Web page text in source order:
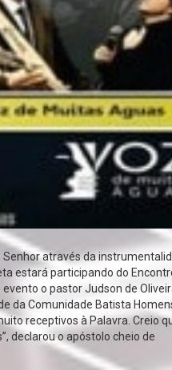
Senhor através da
estará participando do
o pastor Judson de
da Comunidade Batista
receptivos à Palavra. Creio
declarou o apóstolo cheio de